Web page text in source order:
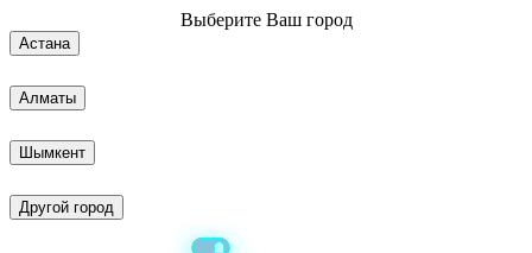
Выберите Ваш город
Астана
Алматы
Шымкент
Другой город